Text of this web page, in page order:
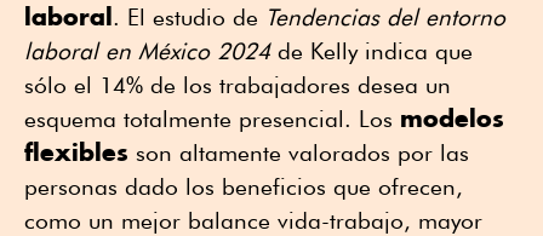
laboral . El estudio de Tendencias del entorno
laboral en México 2024de Kelly indica que
sólo el 14% de los trabajadores desea un
esquema totalmente presencial. Los modelos
flexibles son altamente valorados por las
personas dado los beneficios que ofrecen,
como un mejor balance vida-trabajo, mayor